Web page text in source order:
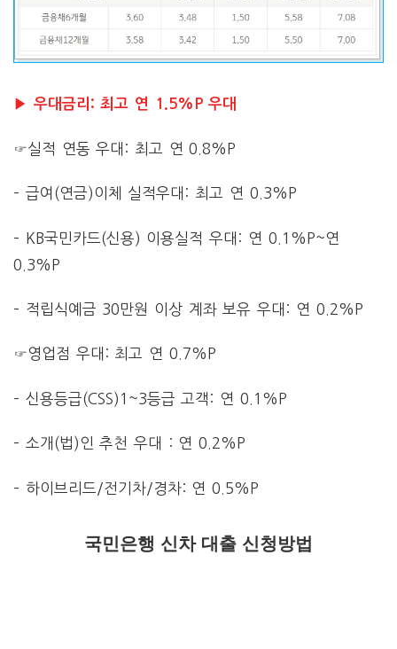
▶ 우대금리: 최고 연 1.5%P 우대
☞실적 연동 우대: 최고 연 0.8%P
– 급여(연금)이체 실적우대: 최고 연 0.3%P
– KB국민카드(신용) 이용실적 우대: 연 0.1%P~연
0.3%P
– 적립식예금 30만원 이상 계좌 보유 우대: 연 0.2%P
☞영업점 우대: 최고 연 0.7%P
– 신용등급(CSS)1~3등급 고객: 연 0.1%P
– 소개(법)인 추천 우대 : 연 0.2%P
– 하이브리드/전기차/경차: 연 0.5%P
국민은행 신차 대출 신청방법